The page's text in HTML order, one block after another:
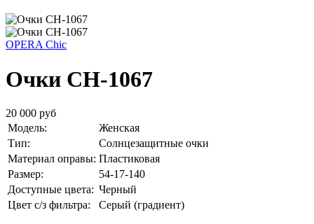
OPERA Chic
Очки CH-1067
20 000 руб
Модель:
Женская
Тип:
Солнцезащитные очки
Материал оправы: Пластиковая
Размер:
54-17-140
Доступные цвета: Черный
Цвет с/з фильтра:
Серый (градиент)